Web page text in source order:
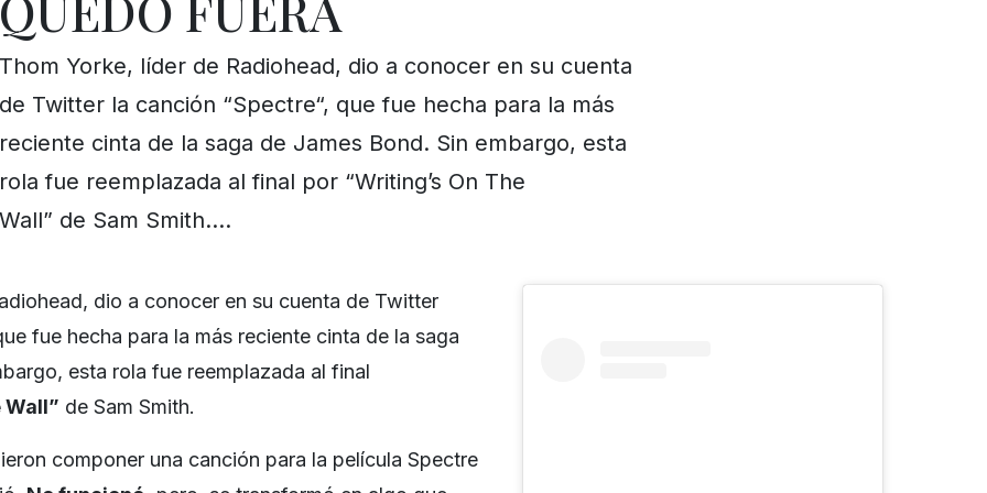
Yorke, líder de Radiohead, dio a conocer en su cuenta
Twitter la canción “Spectre“, que fue hecha para la más
cinta de la saga de James Bond. Sin embargo, esta
fue reemplazada al final por “Writing’s On The
de Sam Smith….
dio a conocer en su cuenta de Twitter
fue hecha para la más reciente cinta de la saga
esta rola fue reemplazada al final
Wall” de Sam Smith.
componer una canción para la película Spectre